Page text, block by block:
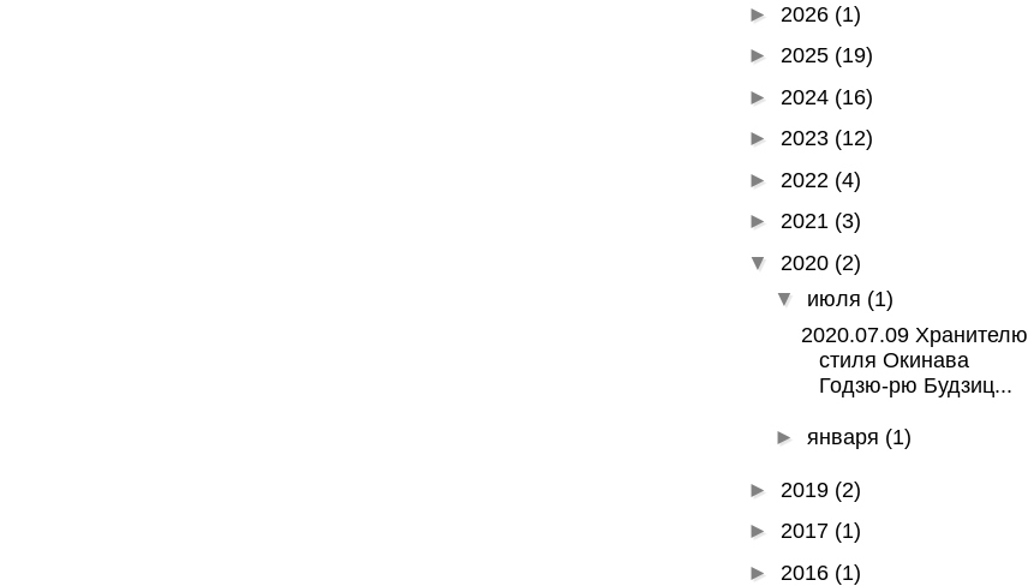
► 2026 (1)
► 2025 (19)
► 2024 (16)
► 2023 (12)
► 2022 (4)
► 2021 (3)
▼ 2020 (2)
▼ июля (1)
2020.07.09 Хранителю
стиля Окинава
Годзю-рю Будзиц...
► января (1)
► 2019 (2)
► 2017 (1)
► 2016 (1)